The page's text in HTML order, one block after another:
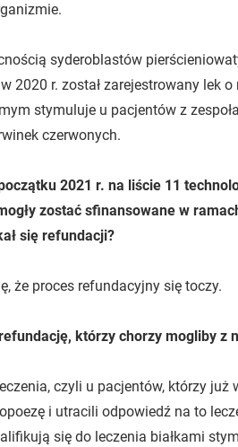
syderoblastów
2020 r. został zarejestrowany lek
stymuluje u pacjentów z
czerwonych.
2021 r. na liście 11
zostać sfinansowane w
się refundacji?
że proces refundacyjny się toczy.
którzy chorzy mogliby z
czyli u pacjentów, którzy już
i utracili odpowiedź na to
się do leczenia białkami